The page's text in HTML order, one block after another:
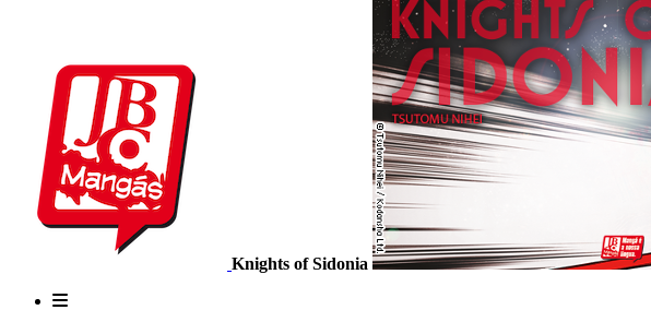
Knights of Sidonia